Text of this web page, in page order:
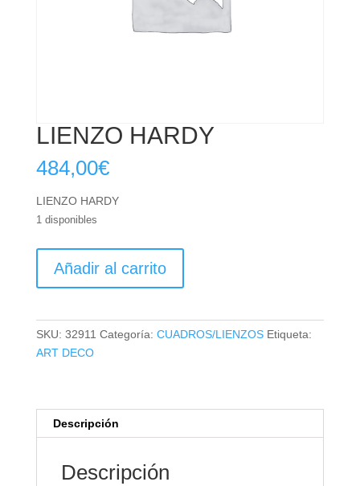
LIENZO HARDY
484,00€
LIENZO HARDY
1 disponibles
HARDY
Añadir al carrito
SKU: 32911 Categoría: CUADROS/LIENZOS Etiqueta:
ART DECO
Descripción
Descripción